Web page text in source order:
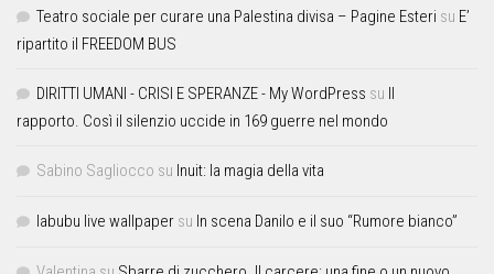
Teatro sociale per curare una Palestina divisa – Pagine Esteri su E’
ripartito il FREEDOM BUS
DIRITTI UMANI - CRISI E SPERANZE - My WordPress su Il
rapporto. Così il silenzio uccide in 169 guerre nel mondo
Sabino Sagliocco su Inuit: la magia della vita
labubu live wallpaper su In scena Danilo e il suo “Rumore bianco”